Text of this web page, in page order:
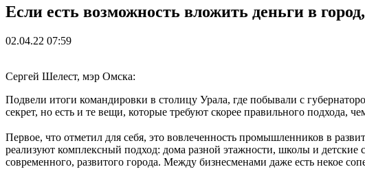
Если есть возможность вложить деньги в
02.04.22 07:59
Сергей Шелест, мэр Омска:
Подвели итоги командировки в столицу Урала, где побывали с
секрет, но есть и те вещи, которые требуют скорее правильного подхода,
Первое, что отметил для себя, это вовлеченность промышленников в
реализуют комплексный подход: дома разной этажности, школы и
современного, развитого города. Между бизнесменами даже есть некое